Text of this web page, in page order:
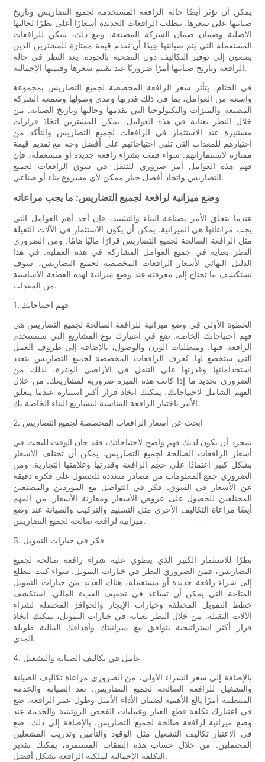
يمكن أن تؤثر أيضًا حالة الرافعة المستخدمة لجميع التضاريس وتاريخ
صيانتها على سعرها. تتطلب الرافعات الجديدة أسعارًا أعلى نظرًا لحالتها
الأصلية وضمان ضمان الشركة المصنعة. ومع ذلك، يمكن للرافعات
المستعملة التي يتم صيانتها جيدًا أن تقدم قيمة ممتازة للمشترين الذين
يسعون إلى توفير التكاليف دون التضحية بالجودة. يعد النظر في حالة
الرافعة وتاريخ صيانتها أمرًا ضروريًا عند تقييم سعرها وقيمتها الإجمالية.
في الختام، يتأثر سعر الرافعة المخصصة لجميع التضاريس بمجموعة
واسعة من العوامل، بما في ذلك قدرتها ومدى وصولها وسمعة الشركة
المصنعة والميزات والتكنولوجيا التي تقدمها وحالتها وتاريخ الصيانة. من
خلال النظر بعناية في هذه العوامل، يمكن للمشترين اتخاذ قرارات
مستنيرة عند الاستثمار في الرافعات لجميع التضاريس والتأكد من
اختيارهم للمعدات التي تلبي احتياجاتهم على أفضل وجه مع تقديم قيمة
ممتازة لاستثماراتهم. سواء قمت بشراء رافعة جديدة أو مستعملة، فإن
فهم هذه العوامل أمر ضروري للتنقل في سوق الرافعات لجميع
التضاريس واتخاذ أفضل خيار ممكن لأي مشروع بناء أو صناعي.
وضع ميزانية لرافعة لجميع التضاريس: ما يجب مراعاته
عندما يتعلق الأمر بصناعة البناء والتشييد، فإن أحد أهم العوامل التي
يجب مراعاتها هي الميزانية. يمكن أن يكون الاستثمار في الآلات الثقيلة
مثل الرافعة الصالحة لجميع التضاريس قرارًا ماليًا هامًا، ومن الضروري
النظر بعناية في جميع العوامل المشاركة في هذه العملية. في هذا
الدليل النهائي لأسعار الرافعات المخصصة لجميع التضاريس، سوف
نستكشف ما تحتاج إلى معرفته عند وضع ميزانية لهذه القطعة الأساسية
من المعدات.
1. فهم احتياجاتك
الخطوة الأولى في وضع ميزانية للرافعة الصالحة لجميع التضاريس هي
فهم احتياجاتك الخاصة. ضع في اعتبارك نوع المشاريع التي ستستخدم
الرافعة فيها، ومتطلبات الوزن والوصول، بالإضافة إلى ظروف العمل
التي ستخضع لها. تُعرف الرافعات المخصصة لجميع التضاريس بتعدد
استخداماتها وقدرتها على التنقل في الأراضي الوعرة، لذلك من
الضروري تحديد ما إذا كانت هذه الميزة ضرورية لمشاريعك. من خلال
الفهم الشامل لاحتياجاتك، يمكنك اتخاذ قرار أكثر استنارة عندما يتعلق
الأمر باختيار الرافعة المناسبة لمشاريع البناء الخاصة بك.
2. ابحث عن أسعار الرافعات المخصصة لجميع التضاريس
بمجرد أن يكون لديك فهم واضح لاحتياجاتك، فقد حان الوقت للبحث في
أسعار الرافعات الصالحة لجميع التضاريس. يمكن أن تختلف الأسعار
بشكل كبير اعتمادًا على حجم الرافعة وقدرتها وعلامتها التجارية. ومن
الضروري جمع المعلومات من مصادر متعددة للحصول على فكرة دقيقة
عن الأسعار في السوق. فكر في التواصل مع الموردين والمصنعين
المختلفين للحصول على عروض الأسعار ومقارنة الأسعار. من المهم
أيضًا مراعاة التكاليف الأخرى مثل التسليم والتركيب والصيانة عند وضع
ميزانية لرافعة صالحة لجميع التضاريس.
3. فكر في خيارات التمويل
نظرًا للاستثمار الكبير الذي ينطوي عليه شراء رافعة صالحة لجميع
التضاريس، فمن الضروري النظر في خيارات التمويل. سواء كنت تتطلع
إلى شراء رافعة جديدة أو مستعملة، هناك العديد من خيارات التمويل
المتاحة التي يمكن أن تساعد في تخفيف العبء المالي. استكشف
خطط التمويل المختلفة وخيارات الإيجار والحوافز المحتملة لشراء
الآلات الثقيلة. من خلال النظر بعناية في خيارات التمويل، يمكنك اتخاذ
قرار أكثر استراتيجية يتوافق مع ميزانيتك وأهدافك المالية طويلة
المدى.
4. عامل في تكاليف الصيانة والتشغيل
بالإضافة إلى سعر الشراء الأولي، من الضروري مراعاة تكاليف الصيانة
والتشغيل للرافعة الصالحة لجميع التضاريس. تعد الصيانة والخدمة
المنتظمة أمرًا بالغ الأهمية لضمان الأداء الأمثل وطول عمر الرافعة. ضع
في اعتبارك تكلفة قطع الغيار وعمليات الفحص الروتينية والخدمة عند
وضع ميزانية لرافعة صالحة لجميع التضاريس. بالإضافة إلى ذلك، ضع
في الاعتبار تكاليف التشغيل مثل الوقود والتأمين وتدريب المشغلين
المحتملين. من خلال حساب هذه النفقات المستمرة، يمكنك تقدير
التكلفة الإجمالية لملكية الرافعة بشكل أفضل.